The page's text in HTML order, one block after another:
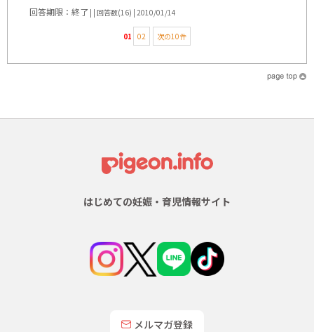
回答期限：終了 | | 回答数(16) | 2010/01/14
01 02 次の10件
はじめての妊娠・育児情報サイト
メルマガ登録